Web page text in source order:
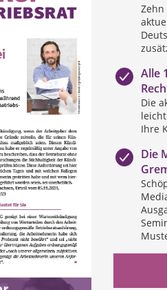
Alle
Die
Ihre
Die